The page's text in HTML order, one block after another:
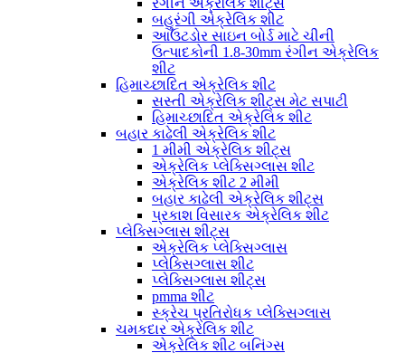
રંગીન એક્રેલિક શીટ્સ
બહુરંગી એક્રેલિક શીટ
આઉટડોર સાઇન બોર્ડ માટે ચીની
ઉત્પાદકોની 1.8-30mm રંગીન એક્રેલિક
શીટ
હિમાચ્છાદિત એક્રેલિક શીટ
સસ્તી એક્રેલિક શીટ્સ મેટ સપાટી
હિમાચ્છાદિત એક્રેલિક શીટ
બહાર કાઢેલી એક્રેલિક શીટ
1 મીમી એક્રેલિક શીટ્સ
એક્રેલિક પ્લેક્સિગ્લાસ શીટ
એક્રેલિક શીટ 2 મીમી
બહાર કાઢેલી એક્રેલિક શીટ્સ
પ્રકાશ વિસારક એક્રેલિક શીટ
પ્લેક્સિગ્લાસ શીટ્સ
એક્રેલિક પ્લેક્સિગ્લાસ
પ્લેક્સિગ્લાસ શીટ
પ્લેક્સિગ્લાસ શીટ્સ
pmma શીટ
સ્ક્રેચ પ્રતિરોધક પ્લેક્સિગ્લાસ
ચમકદાર એક્રેલિક શીટ
એક્રેલિક શીટ બનિંગ્સ